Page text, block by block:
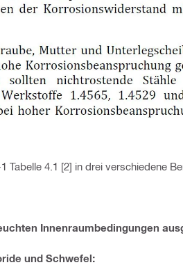
4.1 [2] in drei verschiedene
Innenraumbedingungen
und Schwefel: